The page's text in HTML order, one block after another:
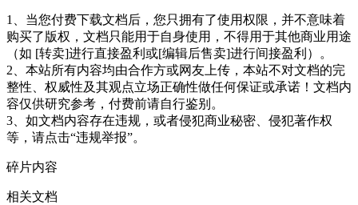
1、当您付费下载文档后，您只拥有了使用权限，并不意味着
购买了版权，文档只能用于自身使用，不得用于其他商业用途
（如 [转卖]进行直接盈利或[编辑后售卖]进行间接盈利）。
2、本站所有内容均由合作方或网友上传，本站不对文档的完
整性、权威性及其观点立场正确性做任何保证或承诺！文档内
容仅供研究参考，付费前请自行鉴别。
3、如文档内容存在违规，或者侵犯商业秘密、侵犯著作权
等，请点击“违规举报”。
碎片内容
相关文档